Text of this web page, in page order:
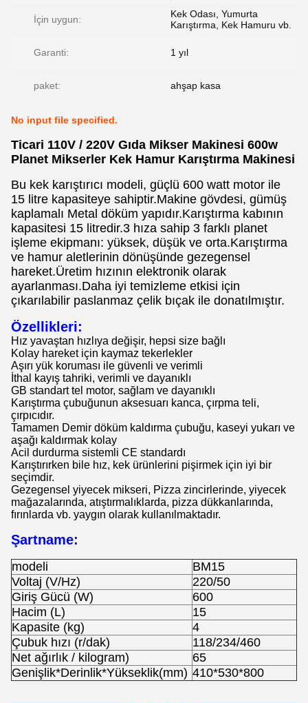
İçin uygun:
Kek Odası, Yumurta
Karıştırma, Kek Hamuru vb.
Garanti: 1 yıl
paket: ahşap kasa
No input file specified.
Ticari 110V / 220V Gıda Mikser Makinesi 600w
Planet Mikserler Kek Hamur Karıştırma Makinesi
Bu kek karıştırıcı modeli, güçlü 600 watt motor ile
15 litre kapasiteye sahiptir.Makine gövdesi, gümüş
kaplamalı Metal döküm yapıdır.Karıştırma kabının
kapasitesi 15 litredir.3 hıza sahip 3 farklı planet
işleme ekipmanı: yüksek, düşük ve orta.Karıştırma
ve hamur aletlerinin dönüşünde gezegensel
hareket.Üretim hızının elektronik olarak
ayarlanması.Daha iyi temizleme etkisi için
çıkarılabilir paslanmaz çelik bıçak ile donatılmıştır.
Özellikleri:
Hız yavaştan hızlıya değişir, hepsi size bağlı
Kolay hareket için kaymaz tekerlekler
Aşırı yük koruması ile güvenli ve verimli
İthal kayış tahriki, verimli ve dayanıklı
GB standart tel motor, sağlam ve dayanıklı
Karıştırma çubuğunun aksesuarı kanca, çırpma teli,
çırpıcıdır.
Tamamen Demir döküm kaldırma çubuğu, kaseyi yukarı ve
aşağı kaldırmak kolay
Acil durdurma sistemli CE standardı
Karıştırırken bile hız, kek ürünlerini pişirmek için iyi bir
seçimdir.
Gezegensel yiyecek mikseri, Pizza zincirlerinde, yiyecek
mağazalarında, atıştırmalıklarda, pizza dükkanlarında,
fırınlarda vb. yaygın olarak kullanılmaktadır.
Şartname:
modeli
BM15
Voltaj (V/Hz)
220/50
Giriş Gücü (W)
600
Hacim (L)
15
Kapasite (kg)
4
Çubuk hızı (r/dak)
118/234/460
Net ağırlık / kilogram)
65
Genişlik*Derinlik*Yükseklik(mm) 410*530*800